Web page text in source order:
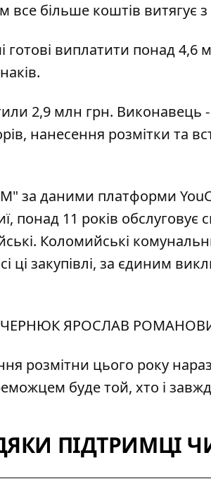
більше коштів витягує
готові виплатити понад 4,6
2,9 млн грн. Виконавець
нанесення розмітки та
за даними платформи
понад 11 років обслуговує
Коломийські
ці закупівлі, за єдиним
ЯРОСЛАВ
розмітни цього року
буде той, хто і
ПІДТРИМЦІ